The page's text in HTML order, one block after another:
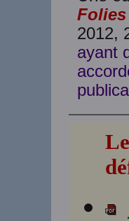
Folies
2012,
ayant